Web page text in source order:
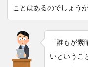
ことはあるのでしょうか
「誰もが
いというこ